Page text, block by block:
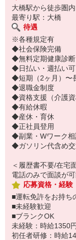
大橋駅から徒歩圏
最寄り駅：大橋
待遇
※各種規定有
◆社会保険完備
◆無料定期健康診断
◆日払い・週払い可
◆短期（2ヶ月）〜
◆退職金制度
◆資格支援（介護資
◆有給休暇
◆産休・育休
◆正社員登用
◆副業・Wワーク相
◆ガソリン代含め
＜履歴書不要/在宅
電話のみで面談が
応募資格・経験
■運転免許をお持ち
■未経験歓迎
■ブランクOK
未経験：時給1350
初任者研修：時給